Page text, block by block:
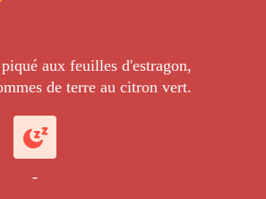
aux feuilles d'estragon,
de terre au citron vert.
-